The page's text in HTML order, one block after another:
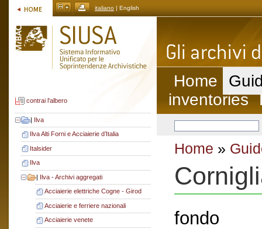
italiano | English
contrai l'albero
| Ilva
Ilva Alti Forni e Acciaierie d’Italia
Italsider
Ilva
| Ilva - Archivi aggregati
Acciaierie elettriche Cogne - Girod
Acciaierie e ferriere nazionali
Acciaierie venete
Home
inventories
Home »
fondo